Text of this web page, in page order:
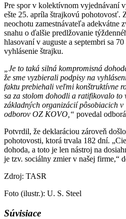
Pre spor v kolektívnom vyjednávaní
ešte 25. apríla štrajkovú pohotovosť.
neochotu zamestnávateľa adekvátne
snahu o ďalšie predlžovanie
hlasovaní v auguste a septembri sa
vyhlásenie štrajku.
„Je to taká silná kompromisná
že sme vyzbierali podpisy na
faktu prebiehali veľmi konštruktívne
sa za stolom dohodli a ratifikovalo to
základných organizácií pôsobiacich
odborov OZ KOVO,“ povedal
Potvrdil, že deklaráciou zároveň
pohotovosti, ktorá trvala 182 dní.
dohoda, a toto je len nástroj na
je tzv. sociálny zmier v našej firme,“
Zdroj: TASR
Foto (ilustr.): U. S. Steel
Súvisiace